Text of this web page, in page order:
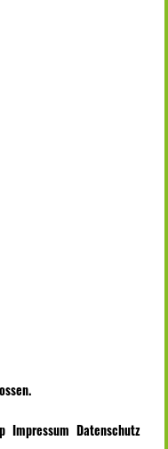
Impressum Datenschutz